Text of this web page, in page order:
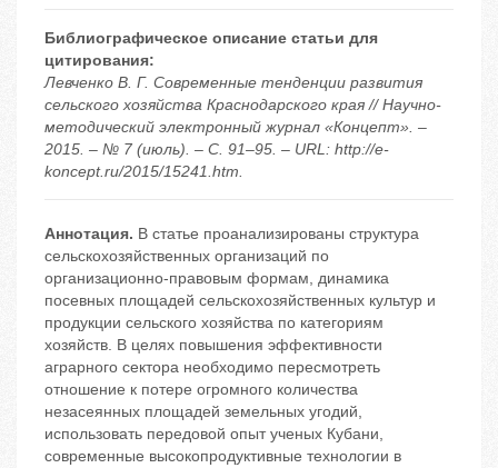
Библиографическое описание статьи для
цитирования:
Левченко В. Г. Современные тенденции развития
сельского хозяйства Краснодарского края // Научно-
методический электронный журнал «Концепт». –
2015. – № 7 (июль). – С. 91–95. – URL: http://e-
koncept.ru/2015/15241.htm.
Аннотация. В статье проанализированы структура
сельскохозяйственных организаций по
организационно-правовым формам, динамика
посевных площадей сельскохозяйственных культур и
продукции сельского хозяйства по категориям
хозяйств. В целях повышения эффективности
аграрного сектора необходимо пересмотреть
отношение к потере огромного количества
незасеянных площадей земельных угодий,
использовать передовой опыт ученых Кубани,
современные высокопродуктивные технологии в